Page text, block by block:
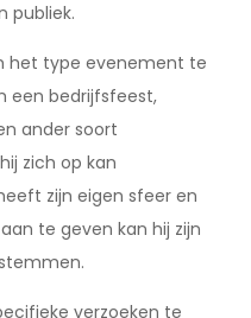
publiek.
het type evenement te
een bedrijfsfeest,
ander soort
zich op kan
zijn eigen sfeer en
te geven kan hij zijn
verzoeken te